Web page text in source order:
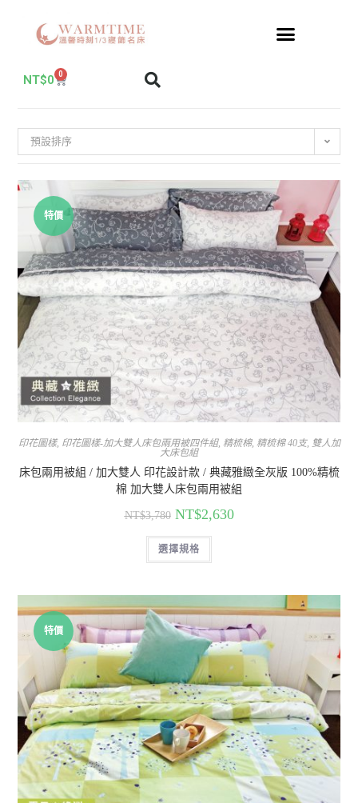
NT$0 0
預設排序
特價
印花圖樣, 印花圖樣-加大雙人床包兩用被四件組, 精梳棉, 精梳棉 40支, 雙人加
大床包組
床包兩用被組 / 加大雙人 印花設計款 / 典藏雅緻全灰版 100%精梳
棉 加大雙人床包兩用被組
NT$3,780 NT$2,630
選擇規格
特價